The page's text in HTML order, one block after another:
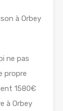
à Orbey
ne pas
propre
1580€
à Orbey